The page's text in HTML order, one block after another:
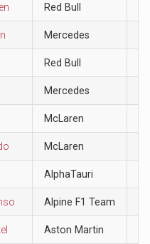
Red Bull
Mercedes
Red Bull
Mercedes
McLaren
McLaren
AlphaTauri
Alpine F1 Team
Aston Martin